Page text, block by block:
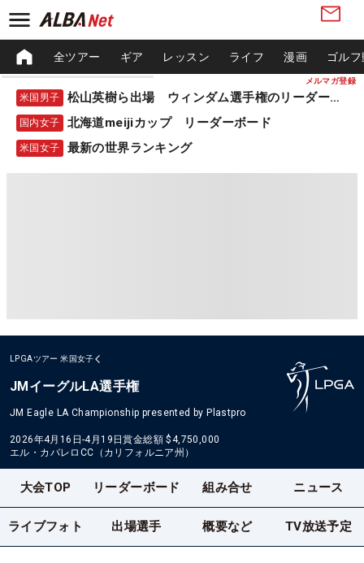
メルマガ登録
全ツアー ギア レッスン ライフ 漫画 ゴル
米国男子 松山英樹ら出場 ウィンダム選手権のリーダーボード
国内女子 北海道meijiカップ リーダーボード
米国女子 最新の世界ランキング
LPGAツアー 米国女子
JMイーグルLA選手権
JM Eagle LA Championship presented by Plastpro
2026年4月16日-4月19日賞金総額 $4,750,000
エル・カバレロCC（カリフォルニア州）
大会TOP リーダーボード 組み合せ ニュース
ライブフォト 出場選手 概要など TV放送予定